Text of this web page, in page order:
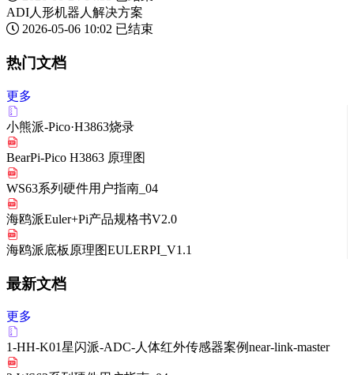
ADI人形机器人解决方案
2026-05-06 10:02 已结束
热门文档
更多
小熊派-Pico·H3863烧录
BearPi-Pico H3863 原理图
WS63系列硬件用户指南_04
海鸥派Euler+Pi产品规格书V2.0
海鸥派底板原理图EULERPI_V1.1
最新文档
更多
1-HH-K01星闪派-ADC-人体红外传感器案例near-link-master